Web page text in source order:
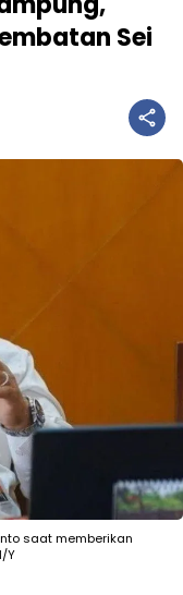
Sei
saat memberikan
Y